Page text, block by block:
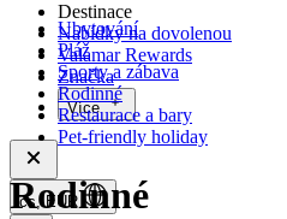
Destinace
Nabídky na dovolenou
Valamar Rewards
Značka
Více
cs, EUR
Ubytování
Pláž
Sporty a zábava
Rodinné
Restaurace a bary
Pet-friendly holiday
Rodinné